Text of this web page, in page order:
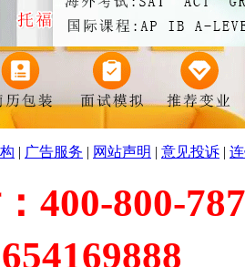
| 广告服务 | 网站声明 | 意见投诉 |
400-800-